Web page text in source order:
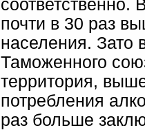
соответственно.
почти в 30 раз
населения. Зато
Таможенного
территория,
потребления
раз больше